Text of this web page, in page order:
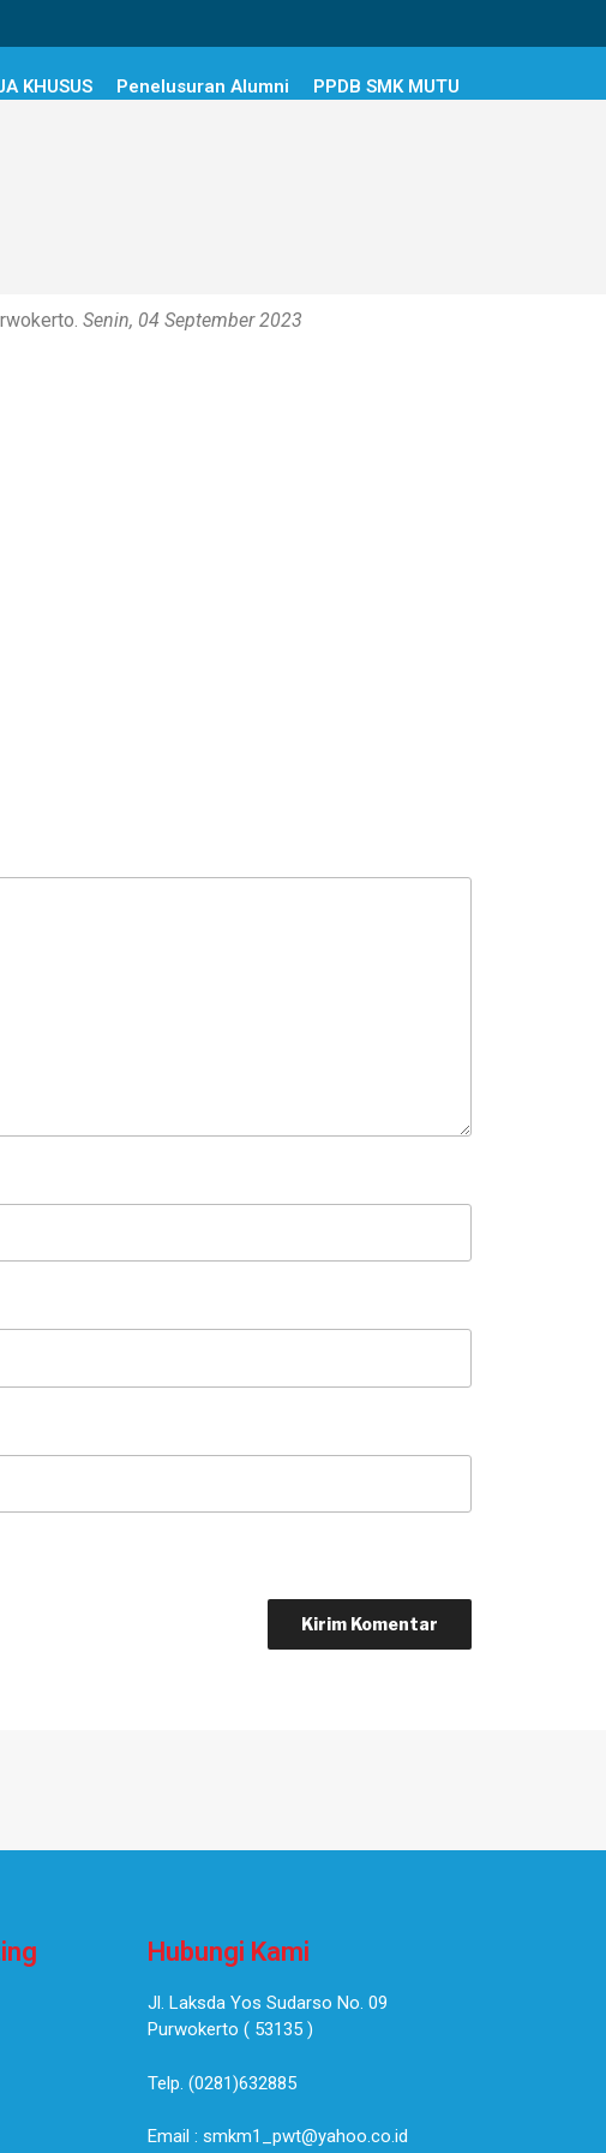
KHUSUS Penelusuran Alumni PPDB SMK MUTU
Senin, 04 September 2023
Hubungi Kami
Jl. Laksda Yos Sudarso No. 09
Purwokerto ( 53135 )​
Telp. (0281)632885
Email : smkm1_pwt@yahoo.co.id